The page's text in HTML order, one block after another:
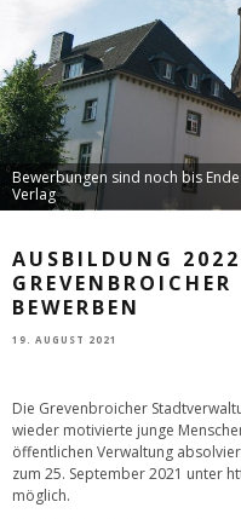
Bewerbungen sind noch bis
Verlag
AUSBILDUNG
BEWERBEN
19. AUGUST 2021
Die Grevenbroicher
wieder motivierte junge
öffentlichen Verwaltung
zum 25. September 2021 unter
möglich.